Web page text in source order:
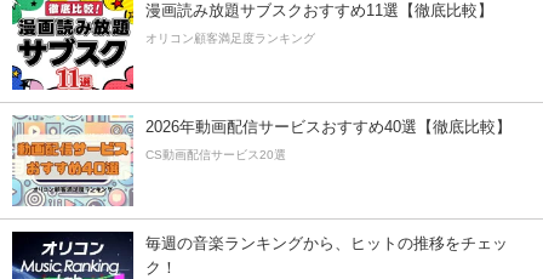
漫画読み放題サブスクおすすめ11選【徹底比較】
オリコン顧客満足度ランキング
2026年動画配信サービスおすすめ40選【徹底比較】
CS動画配信サービス20選
毎週の音楽ランキングから、ヒットの推移をチェッ
ク！